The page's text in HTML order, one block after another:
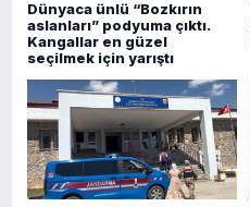
Dünyaca ünlü “Bozkırın
aslanları” podyuma çıktı.
Kangallar en güzel
seçilmek için yarıştı